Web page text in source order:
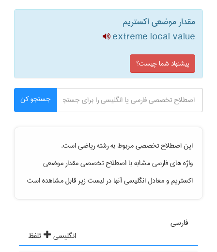
مقدار موضعی اکستریم
extreme local value
پیشنهاد شما چیست؟
جستجو کن
این اصطلاح تخصصی مربوط به رشتهرياضیاست.
واژه های فارسی مشابه با اصطلاح تخصصیمقدار موضعی
اکستریمو معادل انگلیسی آنها در لیست زیر قابل مشاهده است
فارسی
انگلیسی
تلفظ